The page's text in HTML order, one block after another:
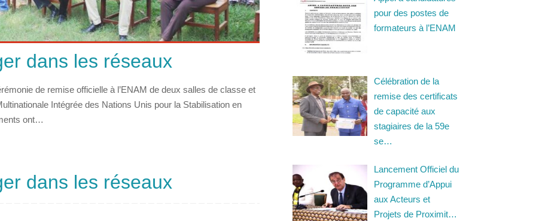
dans les réseaux
de remise officielle à l’ENAM de deux salles de classe et
Intégrée des Nations Unis pour la Stabilisation en
ont…
dans les réseaux
pour des postes de
formateurs à l’ENAM
Célébration de la
remise des certificats
de capacité aux
stagiaires de la 59e
se…
Lancement Officiel du
Programme d’Appui
aux Acteurs et
Projets de Proximit…